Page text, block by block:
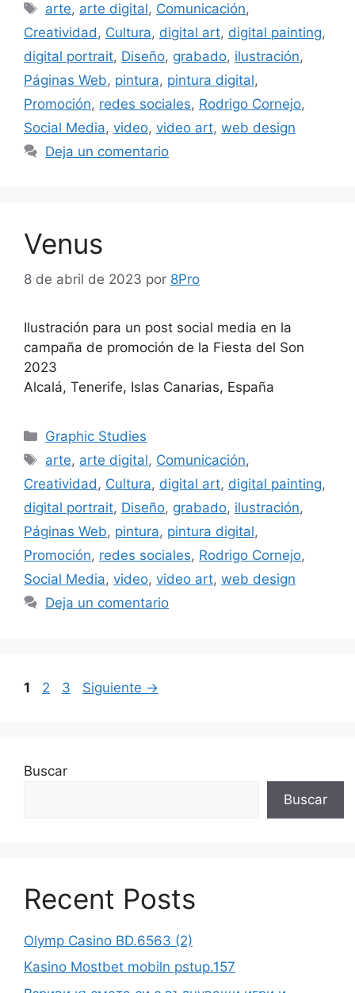
arte, arte digital, Comunicación,
Creatividad, Cultura, digital art, digital painting,
digital portrait, Diseño, grabado, ilustración,
Páginas Web, pintura, pintura digital,
Promoción, redes sociales, Rodrigo Cornejo,
Social Media, video, video art, web design
Deja un comentario
Venus
8 de abril de 2023 por 8Pro
Ilustración para un post social media en la
campaña de promoción de la Fiesta del Son
2023
Alcalá, Tenerife, Islas Canarias, España
Graphic Studies
arte, arte digital, Comunicación,
Creatividad , Cultura, digital art, digital painting,
digital portrait, Diseño, grabado, ilustración,
Páginas Web, pintura, pintura digital,
Promoción, redes sociales, Rodrigo Cornejo,
Social Media, video, video art, web design
Deja un comentario
1 2 3 Siguiente →
Buscar
Buscar
Recent Posts
Olymp Casino BD.6563 (2)
Kasino Mostbet mobiln pstup.157